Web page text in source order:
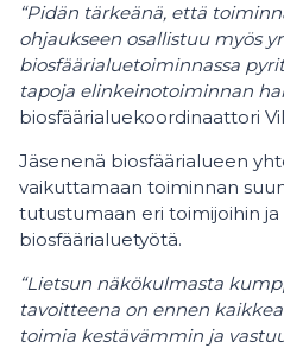
“Pidän tärkeänä, että
ohjaukseen osallistuu myös
biosfäärialuetoiminnassa
tapoja elinkeinotoiminnan
biosfäärialuekoordinaattori
Jäsenenä biosfäärialueen
vaikuttamaan toiminnan
tutustumaan eri toimijoihin
biosfäärialuetyötä.
“Lietsun näkökulmasta
tavoitteena on ennen
toimia kestävämmin ja